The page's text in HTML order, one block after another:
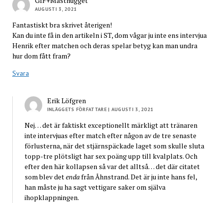
AUGUSTI 3, 2021
Fantastiskt bra skrivet återigen!
Kan du inte få in den artikeln i ST, dom vågar ju inte ens intervjua
Henrik efter matchen och deras spelar betyg kan man undra
hur dom fått fram?
Svara
Erik Löfgren
INLÄGGETS FÖRFATTARE| AUGUSTI 3, 2021
Nej… det är faktiskt exceptionellt märkligt att tränaren
inte intervjuas efter match efter någon av de tre senaste
förlusterna, när det stjärnspäckade laget som skulle sluta
topp-tre plötsligt har sex poäng upp till kvalplats. Och
efter den här kollapsen så var det alltså… det där citatet
som blev detendafrån Åhnstrand. Det är ju inte hans fel,
han måste ju ha sagt vettigare saker om själva
ihopklappningen.